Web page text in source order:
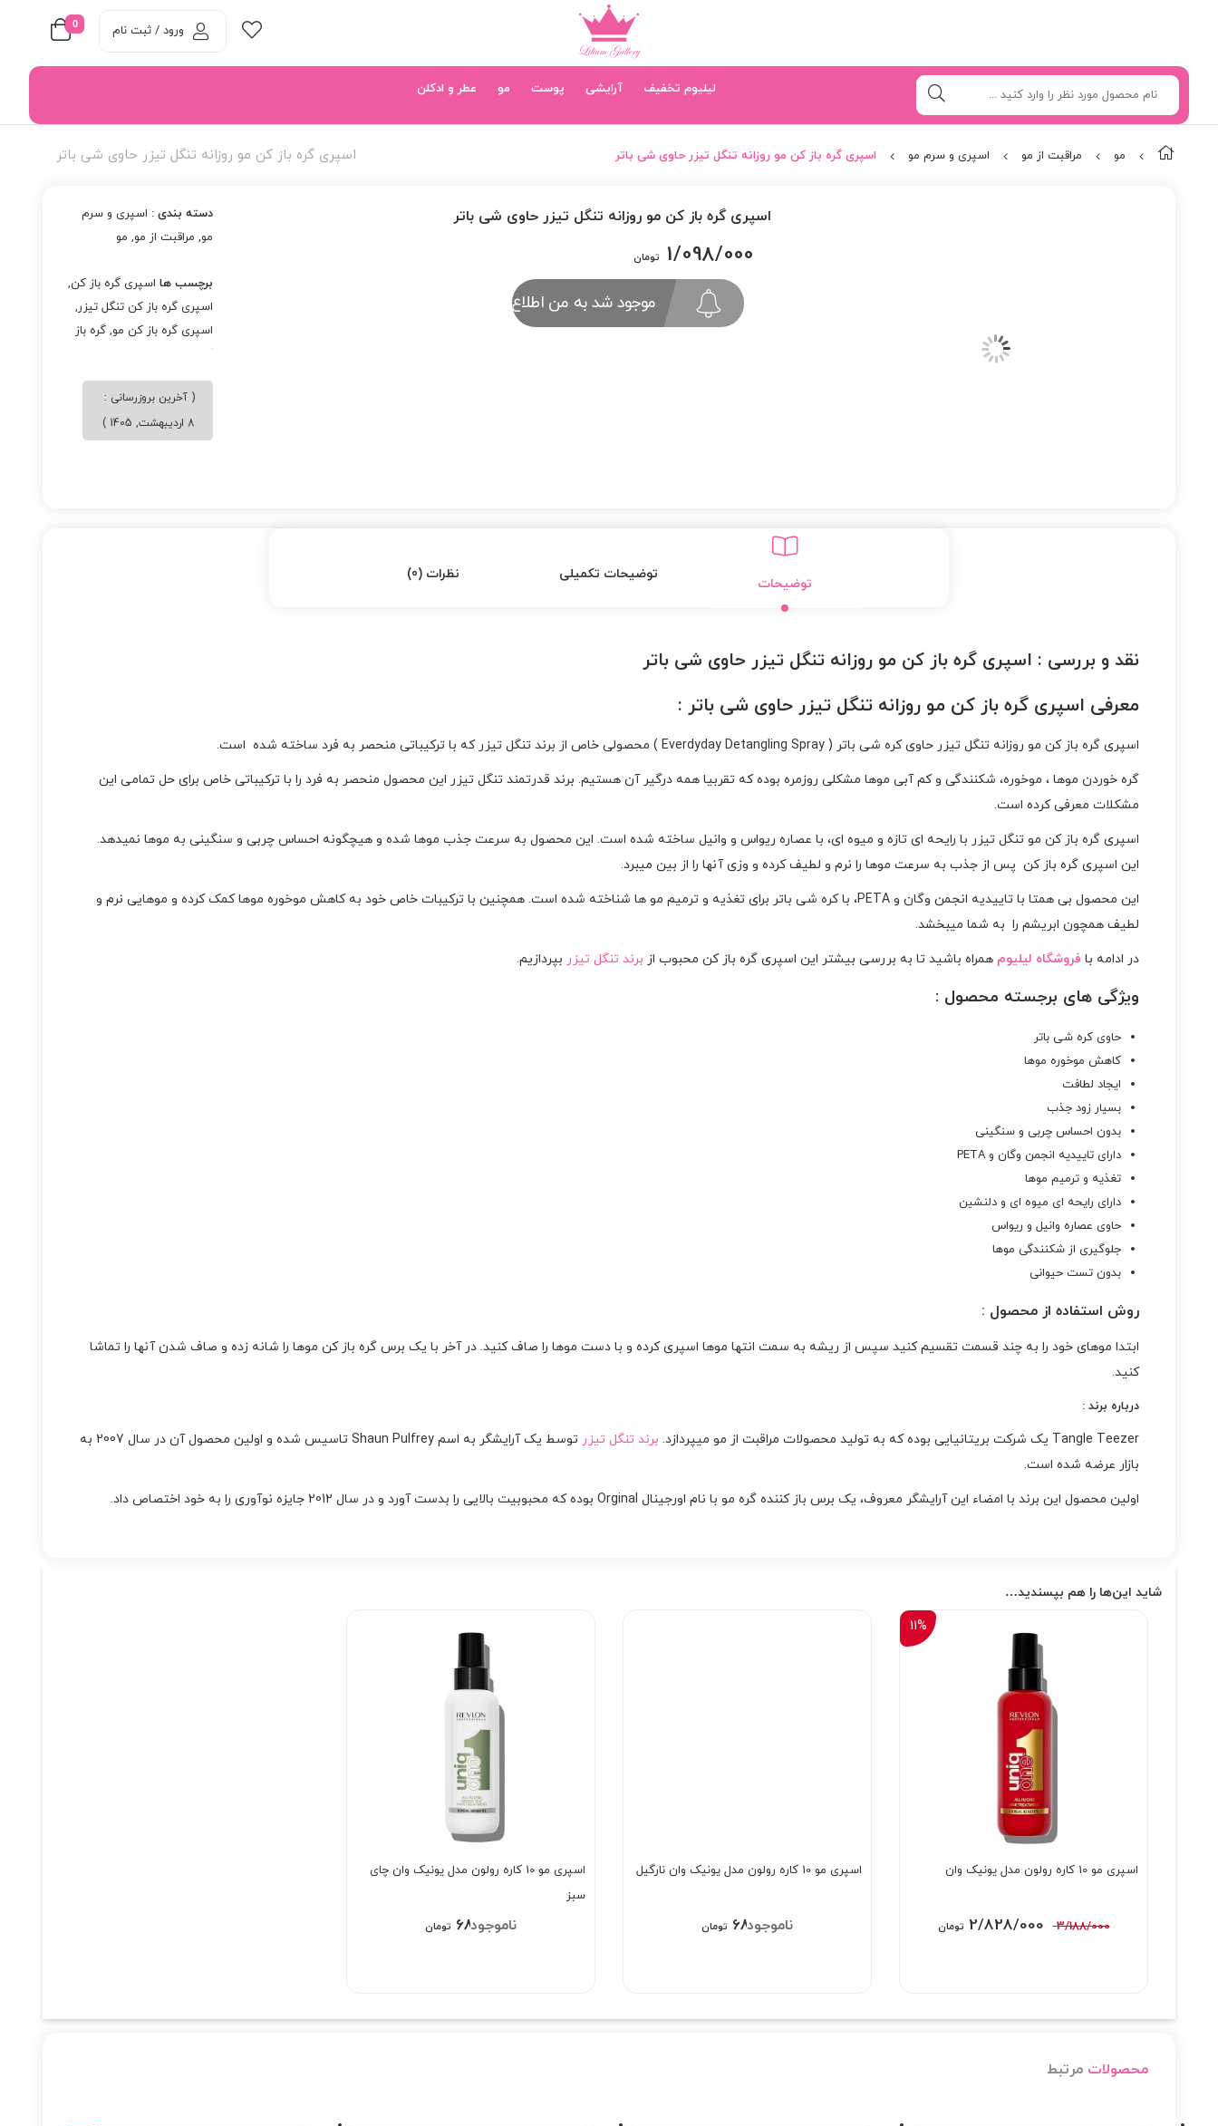
0 ورود / ثبت نام
لیلیوم تخفیف آرایشی پوست مو عطر و ادکلن
اسپری گره باز کن مو روزانه تنگل تیزر حاوی شی باتر مو مراقبت از مو اسپری و سرم مو اسپری گره باز کن مو روزانه تنگل تیزر حاوی شی باتر
اسپری گره باز کن مو روزانه تنگل تیزر حاوی شی باتر
1/098/000 تومان
موجود شد به من اطلاع بده
دسته بندی : اسپری و سرم
مو, مراقبت از مو, مو
برچسب ها اسپری گره باز کن,
اسپری گره باز کن تنگل تیزر,
اسپری گره باز کن مو,گره باز
کن مو
( آخرین بروزرسانی :
8 اردیبهشت, 1405 )
توضیحات
توضیحات تکمیلی نظرات (0)
نقد و بررسی : اسپری گره باز کن مو روزانه تنگل تیزر حاوی شی باتر
معرفی اسپری گره باز کن مو روزانه تنگل تیزر حاوی شی باتر :
اسپری گره باز کن مو روزانه تنگل تیزر حاوی کره شی باتر ( Everdyday Detangling Spray ) محصولی خاص از برند تنگل تیزر که با ترکیباتی منحصر به فرد ساخته شده است.
گره خوردن موها ، موخوره، شکنندگی و کم آبی موها مشکلی روزمره بوده که تقربیا همه درگیر آن هستیم. برند قدرتمند تنگل تیزر این محصول منحصر به فرد را با ترکیباتی خاص برای حل تمامی این
مشکلات معرفی کرده است.
اسپری گره باز کن مو تنگل تیزر با رایحه ای تازه و میوه ای، با عصاره ریواس و وانیل ساخته شده است. این محصول به سرعت جذب موها شده و هیچگونه احساس چربی و سنگینی به موها نمیدهد.
این اسپری گره باز کن پس از جذب به سرعت موها را نرم و لطیف کرده و وزی آنها را از بین میبرد.
این محصول بی همتا با تاییدیه انجمن وگان و PETA، با کره شی باتر برای تغذیه و ترمیم مو ها شناخته شده است. همچنین با ترکیبات خاص خود به کاهش موخوره موها کمک کرده و موهایی نرم و
لطیف همچون ابریشم را به شما میبخشد.
در ادامه با فروشگاه لیلیوم همراه باشید تا به بررسی بیشتر این اسپری گره باز کن محبوب از برند تنگل تیزر بپردازیم.
ویژگی های برجسته محصول :
حاوی کره شی باتر
کاهش موخوره موها
ایجاد لطافت
بسیار زود جذب
بدون احساس چربی و سنگینی
دارای تاییدیه انجمن وگان و PETA
تغذیه و ترمیم موها
دارای رایحه ای میوه ای و دلنشین
حاوی عصاره وانیل و ریواس
جلوگیری از شکنندگی موها
بدون تست حیوانی
روش استفاده از محصول :
ابتدا موهای خود را به چند قسمت تقسیم کنید سپس از ریشه به سمت انتها موها اسپری کرده و با دست موها را صاف کنید. در آخر با یک برس گره باز کن موها را شانه زده و صاف شدن آنها را تماشا
کنید.
درباره برند :
Tangle Teezer یک شرکت بریتانیایی بوده که به تولید محصولات مراقبت از مو میپردازد. برند تنگل تیزر
توسط یک آرایشگر به اسم Shaun Pulfrey تاسیس شده و اولین محصول آن در سال 2007 به
بازار عرضه شده است.
اولین محصول این برند با امضاء این آرایشگر معروف، یک برس باز کننده گره مو با نام اورجینال Orginal بوده که محبوبیت بالایی را بدست آورد و در سال 2012 جایزه نوآوری را به خود اختصاص داد.
شاید این‌ها را هم بپسندید…
11%
اسپری مو 10 کاره رولون مدل یونیک وان
3/188/000
قیمت
2/828/000 تومانقیمت
اسپری مو 10 کاره رولون مدل یونیک وان نارگیل
689/000 تومان
اسپری مو 10 کاره رولون مدل یونیک وان چای
سبز
689/000 تومان
محصولات مرتبط